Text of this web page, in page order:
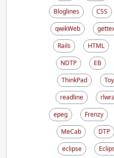
Bloglines
CSS
qwikWeb
Rails
HTML
NDTP
EB
ThinkPad
Toy
readline
epeg
Frenzy
MeCab
DTP
eclipse